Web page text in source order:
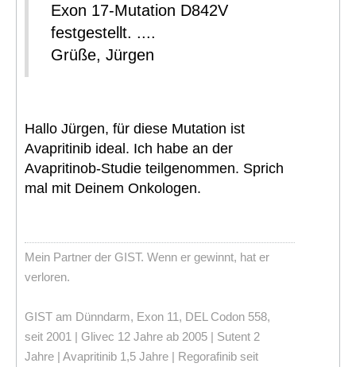
Exon 17-Mutation D842V
festgestellt. ....
Grüße, Jürgen
Hallo Jürgen, für diese Mutation ist
Avapritinib ideal. Ich habe an der
Avapritinob-Studie teilgenommen. Sprich
mal mit Deinem Onkologen.
Mein Partner der GIST. Wenn er gewinnt, hat er
verloren.
GIST am Dünndarm, Exon 11, DEL Codon 558,
seit 2001 | Glivec 12 Jahre ab 2005 | Sutent 2
Jahre | Avapritinib 1,5 Jahre | Regorafinib seit